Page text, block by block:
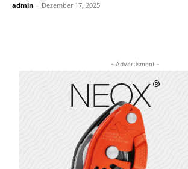
admin - Dezember 17, 2025
- Advertisment -